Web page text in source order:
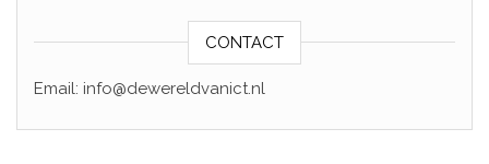
CONTACT
Email: info@dewereldvanict.nl